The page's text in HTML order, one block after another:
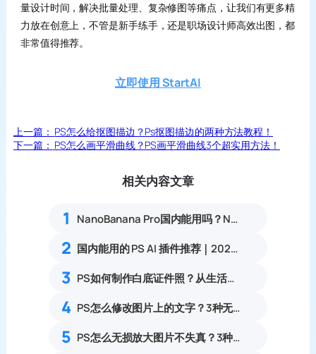
量设计时间，解决批量处理、复杂修图等痛点，让我们有更多精
力放在创意上，不管是新手练手，还是职场设计师高效出图，都
非常值得推荐。
立即使用 StartAI
上一篇： PS怎么给抠图描边？Ps抠图描边的两种方法教程！
下一篇： PS怎么画平滑曲线？PS画平滑曲线3个超实用方法！
相关内容文章
1 NanoBanana Pro国内能用吗？Nano banana使用教程
2 国内能用的 PS AI 插件推荐｜2026 4款AI插件最新实测
3 PS如何制作白底证件照？从生活照转换成标准电子证件照步骤
4 PS怎么修改图片上的文字？3种无痕改字方案，消除修复痕迹
5 PS怎么无损放大图片不失真？3种零锯齿高清放大实操教程